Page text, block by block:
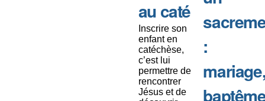
au caté
Inscrire son
enfant en
catéchèse,
c’est lui
permettre de
rencontrer
Jésus et de
: